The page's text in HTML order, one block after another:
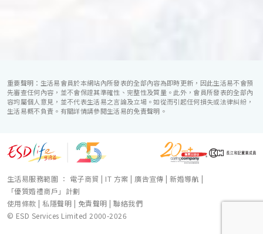
重要聲明：生活易會員於本網站內所發表的全部內容為即時更新，因此生活易不會預
先審查任何內容，並不會保證其準確性、完整性及質量。此外，會員所發表的全部內
容均屬個人意見，並不代表生活易之言論及立場。如從而引起任何損失或法律糾紛，
生活易概不負責。有關詳情請參閱生活易的免責聲明。
生活易服務範圍 ： 電子商貿 IT 方案 |廣告宣傳 |新婚導航
「優質婚禮商戶」計劃
使用條款 |私隱聲明 免責聲明 |聯絡我們
© ESD Services Limited 2000-2026